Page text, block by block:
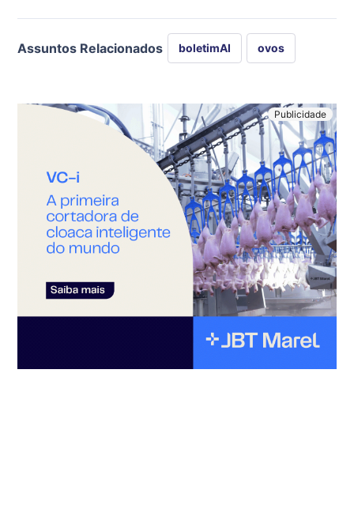
Assuntos Relacionados boletimAI ovos